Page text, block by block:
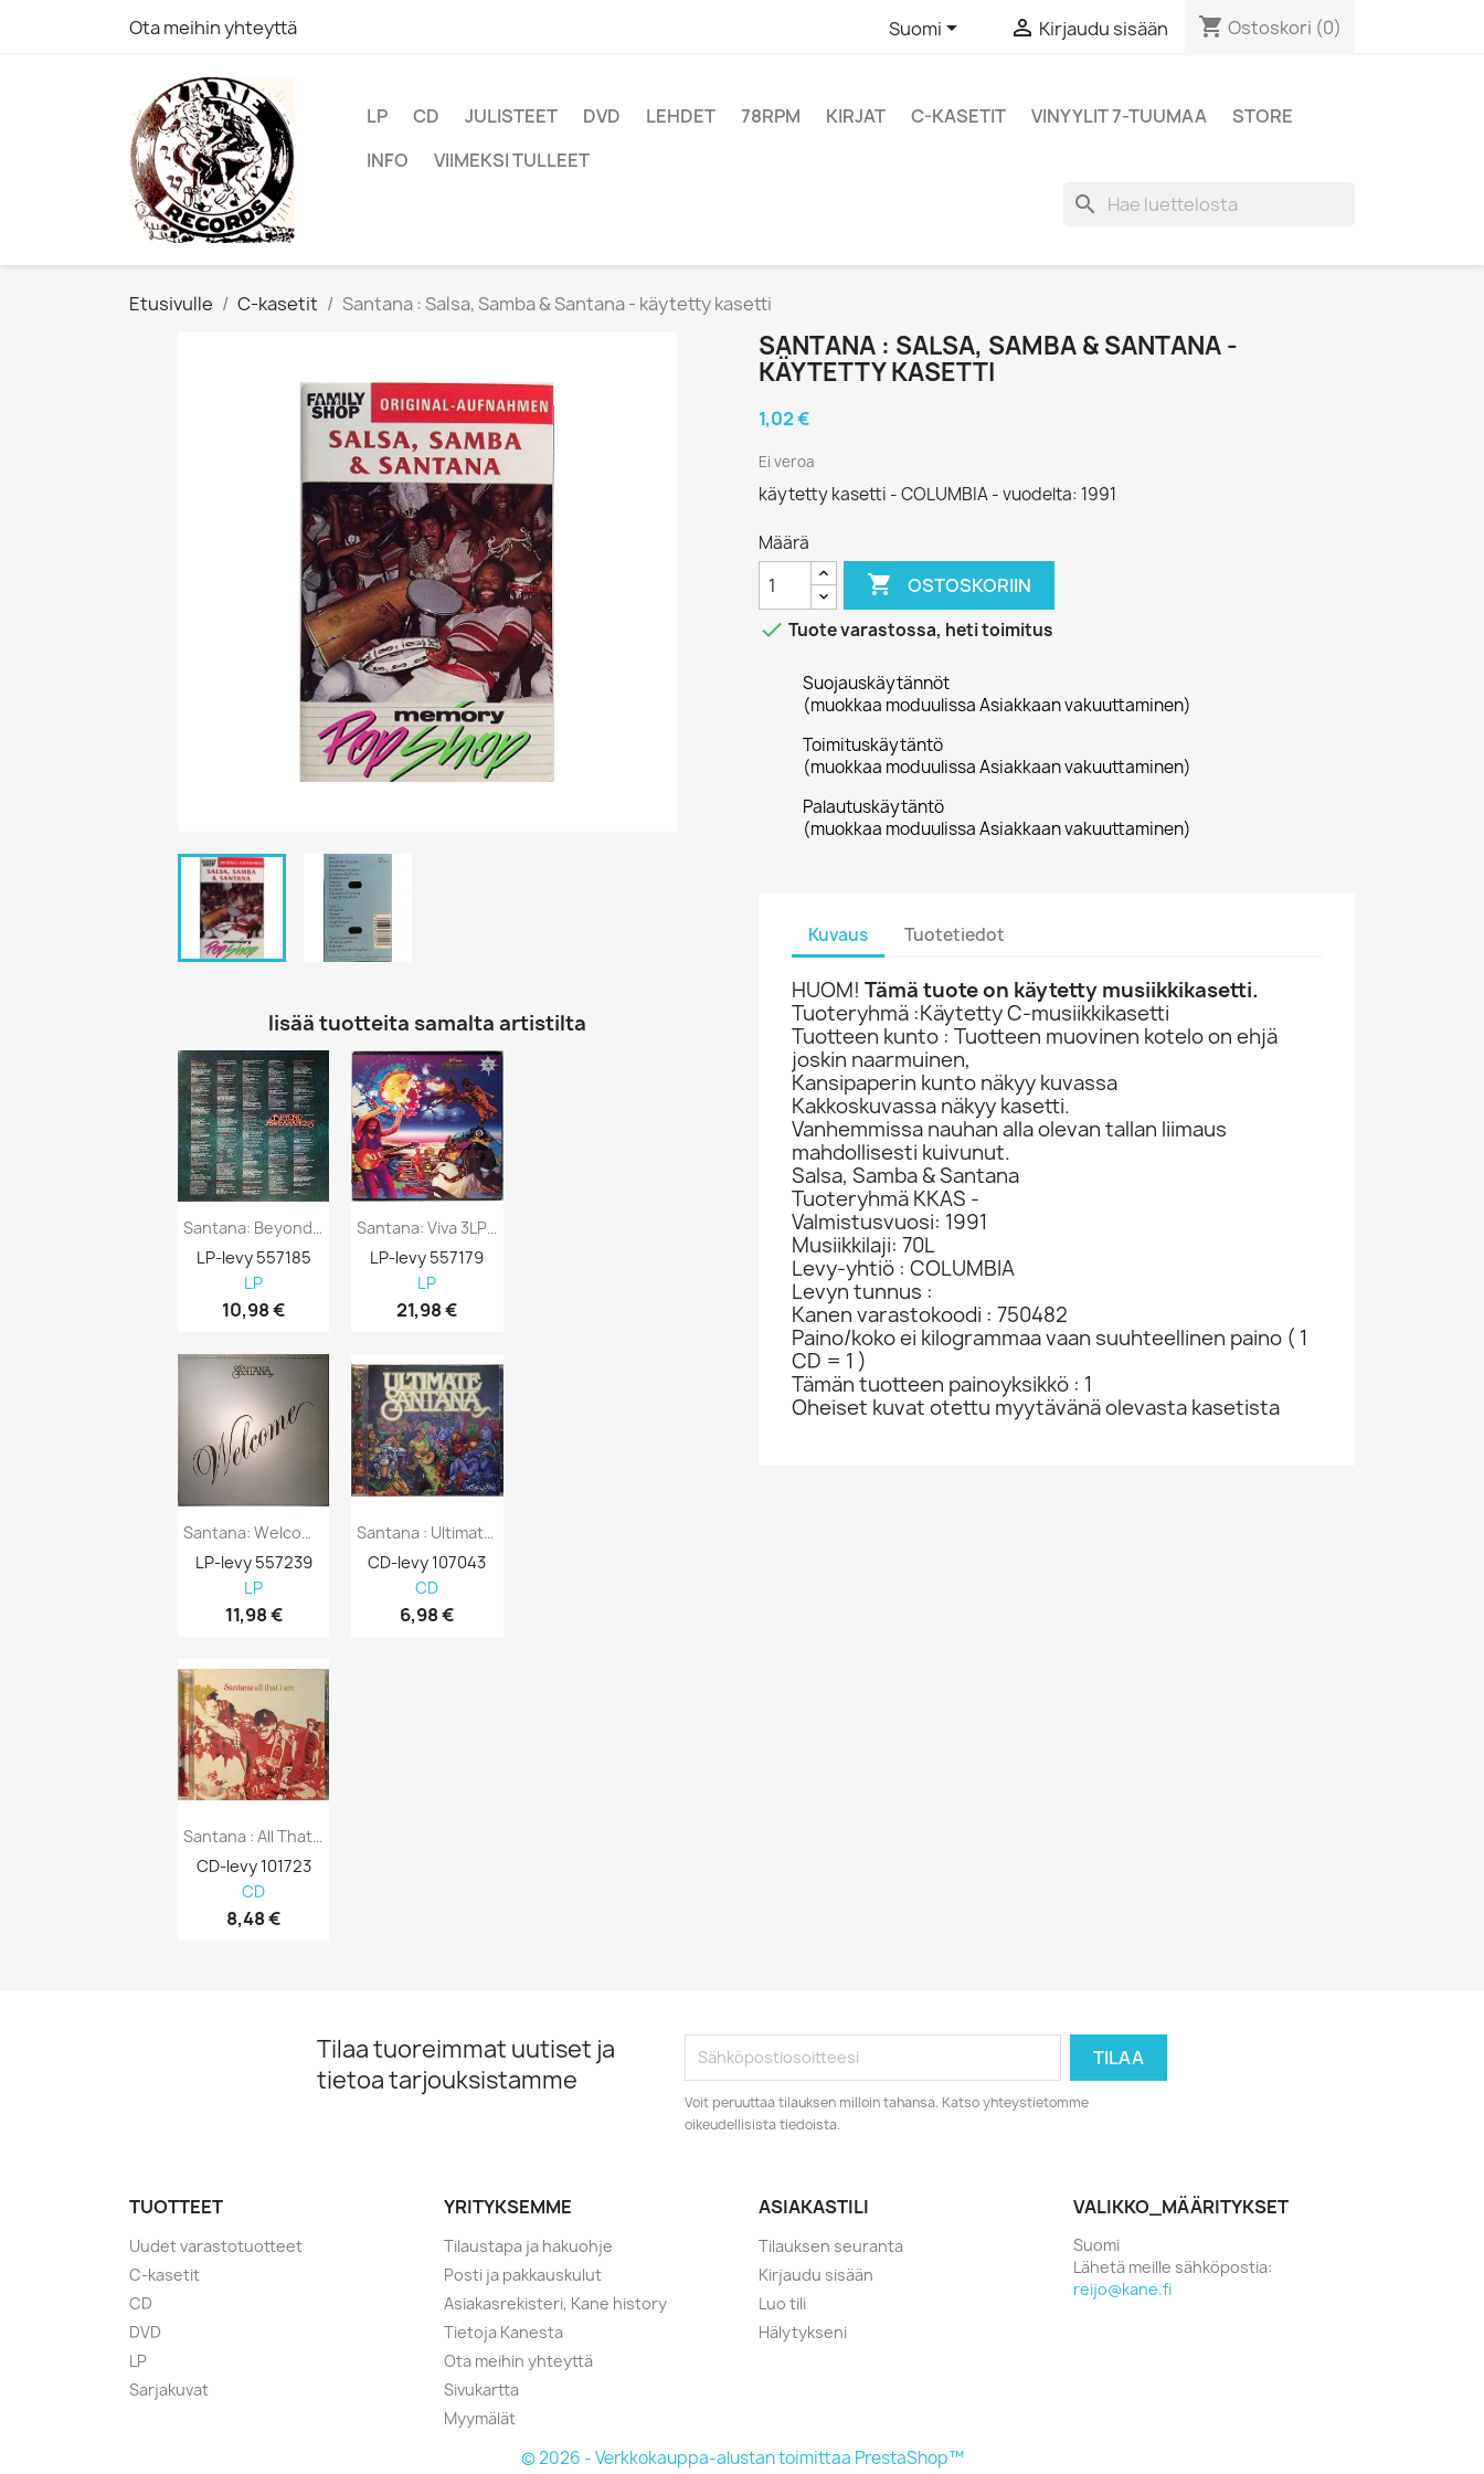
Ota meihin yhteyttä Suomi  Kirjaudu sisään shopping_cart Ostoskori (0)
LP CD JULISTEET DVD LEHDET 78RPM KIRJAT C-KASETIT VINYYLIT 7-TUUMAA
STORE
INFO
VIIMEKSI TULLEET
search
Etusivulle C-kasetit Santana : Salsa, Samba & Santana - käytetty kasetti
lisää tuotteita samalta artistilta
Santana: Beyond Appearances Kansi EX-...
LP-levy 557185
LP
10,98 €
Santana: Welcome Kansi VG+ Levy EX...
LP-levy 557239
LP
11,98 €
Santana : All That I Am - CD
CD-levy 101723
CD
8,48 €
Santana: Viva 3LP Kansi VG Levy VG+...
LP-levy 557179
LP
21,98 €
Santana : Ultimate Santana - CD
CD-levy 107043
CD
6,98 €
SANTANA : SALSA, SAMBA & SANTANA -
KÄYTETTY KASETTI
1,02 €
Ei veroa
käytetty kasetti - COLUMBIA - vuodelta: 1991
Määrä
 OSTOSKORIIN
 Tuote varastossa, heti toimitus
Suojauskäytännöt
(muokkaa moduulissa Asiakkaan vakuuttaminen)
Toimituskäytäntö
(muokkaa moduulissa Asiakkaan vakuuttaminen)
Palautuskäytäntö
(muokkaa moduulissa Asiakkaan vakuuttaminen)
Kuvaus Tuotetiedot
HUOM! Tämä tuote on käytetty musiikkikasetti.
Tuoteryhmä :Käytetty C-musiikkikasetti
Tuotteen kunto : Tuotteen muovinen kotelo on ehjä
joskin naarmuinen,
Kansipaperin kunto näkyy kuvassa
Kakkoskuvassa näkyy kasetti.
Vanhemmissa nauhan alla olevan tallan liimaus
mahdollisesti kuivunut.
Salsa, Samba & Santana
Tuoteryhmä KKAS -
Valmistusvuosi: 1991
Musiikkilaji: 70L
Levy-yhtiö : COLUMBIA
Levyn tunnus :
Kanen varastokoodi : 750482
Paino/koko ei kilogrammaa vaan suuhteellinen paino ( 1
CD = 1 )
Tämän tuotteen painoyksikkö : 1
Oheiset kuvat otettu myytävänä olevasta kasetista
Tilaa tuoreimmat uutiset ja
tietoa tarjouksistamme
Voit peruuttaa tilauksen milloin tahansa. Katso yhteystietomme
oikeudellisista tiedoista.
TUOTTEET
Uudet varastotuotteet
C-kasetit
CD
DVD
LP
Sarjakuvat
YRITYKSEMME
Tilaustapa ja hakuohje
Posti ja pakkauskulut
Asiakasrekisteri, Kane history
Tietoja Kanesta
Ota meihin yhteyttä
Sivukartta
Myymälät
ASIAKASTILI
Tilauksen seuranta
Kirjaudu sisään
Luo tili
Hälytykseni
VALIKKO_MÄÄRITYKSET
Suomi
Lähetä meille sähköpostia:
reijo@kane.fi
© 2026 - Verkkokauppa-alustan toimittaa PrestaShop™